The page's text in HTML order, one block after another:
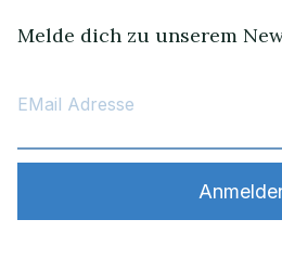
Melde dich zu unserem